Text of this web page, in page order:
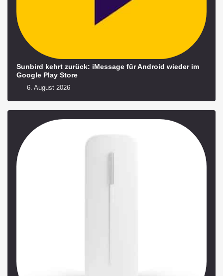
Sunbird kehrt zurück: iMessage für Android wieder im
Google Play Store
6. August 2026